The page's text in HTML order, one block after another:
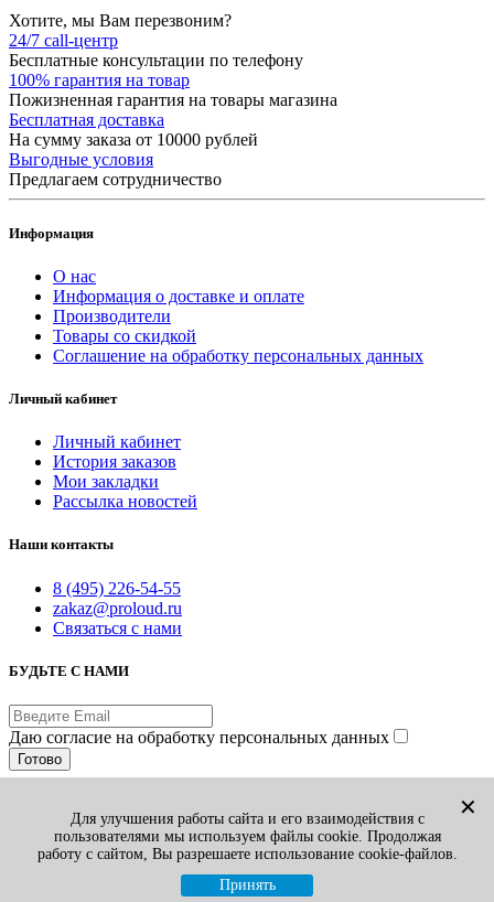
Хотите, мы Вам перезвоним?
24/7 call-центр
Бесплатные консультации по телефону
100% гарантия на товар
Пожизненная гарантия на товары магазина
Бесплатная доставка
На сумму заказа от 10000 рублей
Выгодные условия
Предлагаем сотрудничество
Информация
О нас
Информация о доставке и оплате
Производители
Товары со скидкой
Соглашение на обработку персональных данных
Личный кабинет
Личный кабинет
История заказов
Мои закладки
Рассылка новостей
Наши контакты
8 (495) 226-54-55
zakaz@proloud.ru
Связаться с нами
БУДЬТЕ С НАМИ
Даю согласие на обработку персональных данных
Готово
Принимаем к оплате:
Вы смотрели 1
Избранные товары 0
✕
Для улучшения работы сайта и его взаимодействия с
пользователями мы используем файлы cookie. Продолжая
работу с сайтом, Вы разрешаете использование cookie-файлов.
Принять